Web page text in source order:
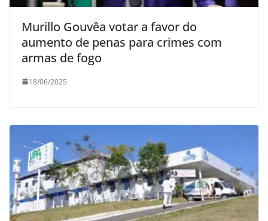
Murillo Gouvêa votar a favor do
aumento de penas para crimes com
armas de fogo
18/06/2025